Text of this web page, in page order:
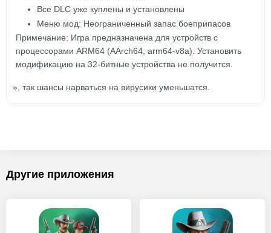
Все DLC уже куплены и установлены
Меню мод: Неограниченный запас боеприпасов
Примечание: Игра предназначена для устройств с
процессорами ARM64 (AArch64, arm64-v8a). Установить
модификацию на 32-битные устройства не получится.
», так шансы нарваться на вирусики уменьшатся.
Другие приложения